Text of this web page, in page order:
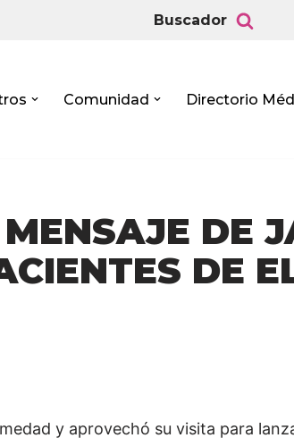
Buscador
Comunidad Directorio
DE
DE
y aprovechó su visita para